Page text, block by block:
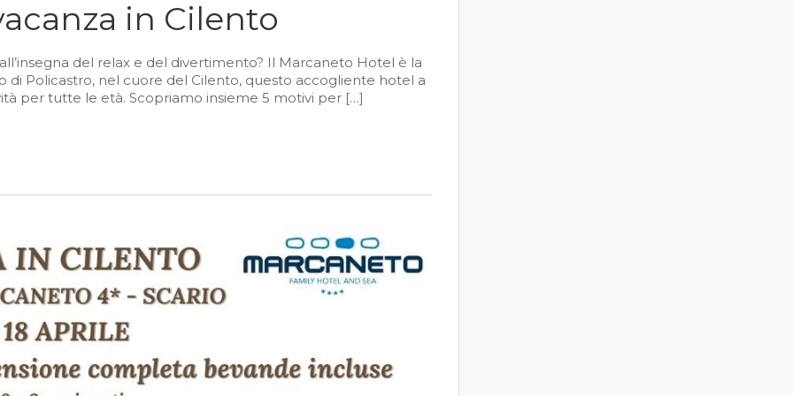
in Cilento
del relax e del divertimento? Il Marcaneto Hotel è la
di Policastro, nel cuore del Cilento, questo accogliente hotel a
per tutte le età. Scopriamo insieme 5 motivi per […]